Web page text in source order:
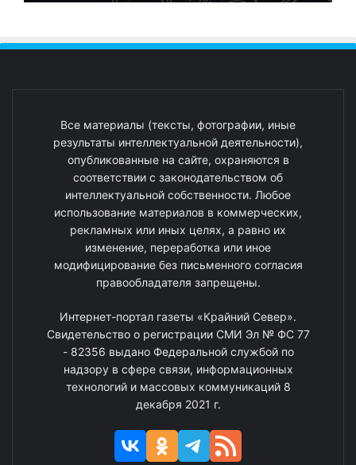
Все материалы (тексты, фотографии, иные
результаты интеллектуальной деятельности),
опубликованные на сайте, охраняются в
соответствии с законодательством об
интеллектуальной собственности. Любое
использование материалов в коммерческих,
рекламных или иных целях, а равно их
изменение, переработка или иное
модифицирование без письменного согласия
правообладателя запрещены.
Интернет-портал газеты «Крайний Север».
Свидетельство о регистрации СМИ Эл № ФС 77
- 82356 выдано Федеральной службой по
надзору в сфере связи, информационных
технологий и массовых коммуникаций 8
декабря 2021 г.